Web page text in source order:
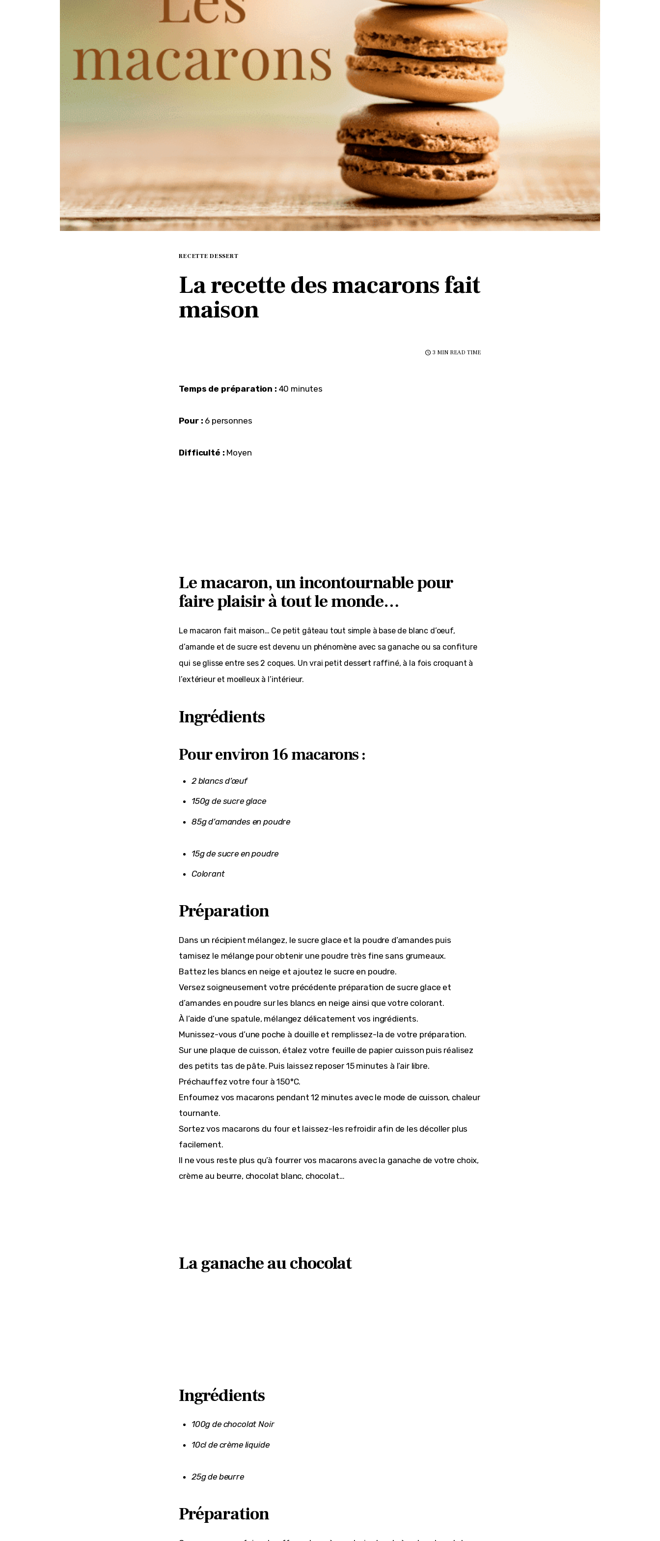
RECETTE DESSERT
La recette des macarons fait
maison
3 MIN READ TIME
Temps de préparation : 40 minutes
Pour : 6 personnes
Difficulté : Moyen
Le macaron, un incontournable pour
faire plaisir à tout le monde…
Le macaron fait maison… Ce petit gâteau tout simple à base de blanc d’oeuf,
d’amande et de sucre est devenu un phénomène avec sa ganache ou sa confiture
qui se glisse entre ses 2 coques. Un vrai petit dessert raffiné, à la fois croquant à
l’extérieur et moelleux à l’intérieur.
Ingrédients
Pour environ 16 macarons :
2 blancs d’œuf
150g de sucre glace
85g d’amandes en poudre
15g de sucre en poudre
Colorant
Préparation
Dans un récipient mélangez, le sucre glace et la poudre d’amandes puis
tamisez le mélange pour obtenir une poudre très fine sans grumeaux.
Battez les blancs en neige et ajoutez le sucre en poudre.
Versez soigneusement votre précédente préparation de sucre glace et
d’amandes en poudre sur les blancs en neige ainsi que votre colorant.
À l’aide d’une spatule, mélangez délicatement vos ingrédients.
Munissez-vous d’une poche à douille et remplissez-la de votre préparation.
Sur une plaque de cuisson, étalez votre feuille de papier cuisson puis réalisez
des petits tas de pâte. Puis laissez reposer 15 minutes à l’air libre.
Préchauffez votre four à 150°C.
Enfournez vos macarons pendant 12 minutes avec le mode de cuisson, chaleur
tournante.
Sortez vos macarons du four et laissez-les refroidir afin de les décoller plus
facilement.
Il ne vous reste plus qu’à fourrer vos macarons avec la ganache de votre choix,
crème au beurre, chocolat blanc, chocolat…
La ganache au chocolat
Ingrédients
100g de chocolat Noir
10cl de crème liquide
25g de beurre
Préparation